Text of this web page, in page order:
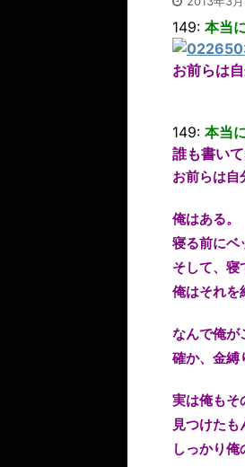
149: 本当
お前らは
149: 本当
誰も書い
お前らは自
俺はある。
寝る前にベ
そして、寝
俺はそれを
なんで俺が
確か、金縛
実は俺もそ
見つけたも
しっかり